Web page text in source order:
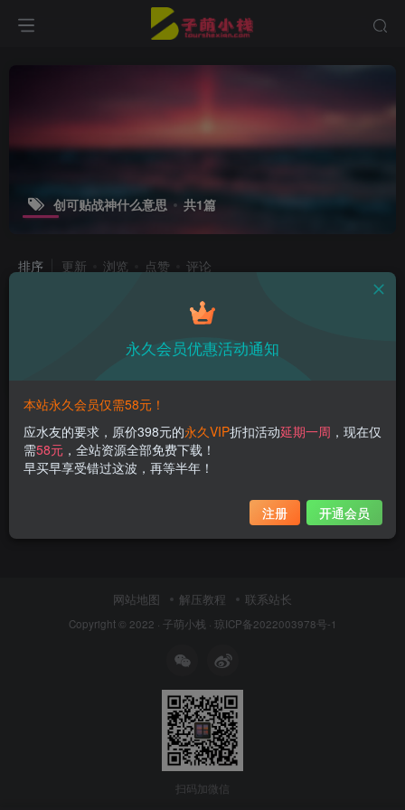
创可贴战神什么意思 共1篇
排序 更新 浏览 点赞 评论
创可贴战神蠢沫沫免费鉴赏，无人能超
越的经典！
热点资讯
网站地图 解压教程 联系站长
Copyright © 2022 · 子萌小栈 · 琼ICP备2022003978号-1
扫码加微信
永久会员优惠活动通知
本站永久会员仅需58元！
应水友的要求，原价398元的永久VIP折扣活动延期一周 ，现在仅
需58元 ，全站资源全部免费下载！
早买早享受错过这波，再等半年！
注册 开通会员